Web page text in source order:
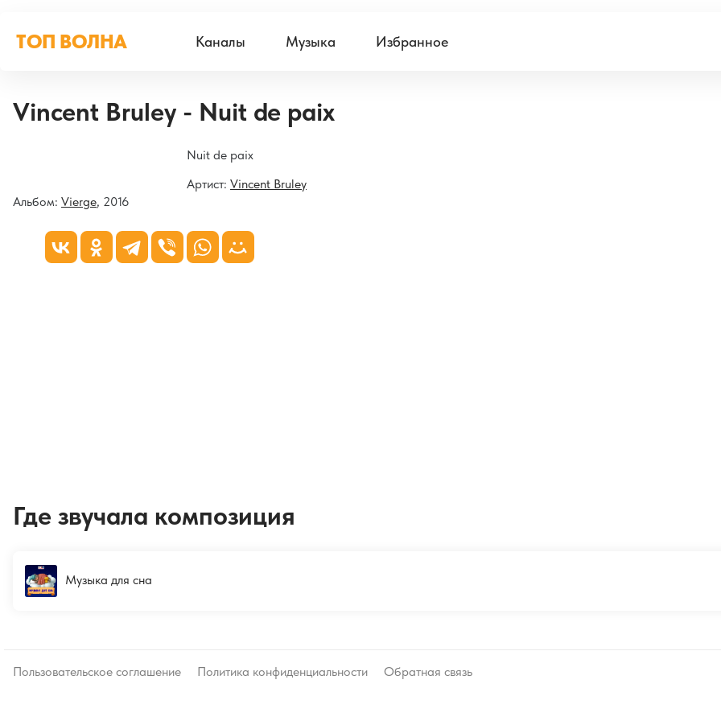
ТОП ВОЛНА Каналы Музыка Избранное
Vincent Bruley - Nuit de paix
Nuit de paix
Артист: Vincent Bruley
Альбом: Vierge, 2016
Где звучала композиция
Музыка для сна
Пользовательское соглашение Политика конфиденциальности Обратная связь